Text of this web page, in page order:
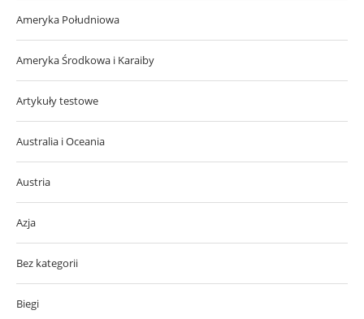
Ameryka Południowa
Ameryka Środkowa i Karaiby
Artykuły testowe
Australia i Oceania
Austria
Azja
Bez kategorii
Biegi